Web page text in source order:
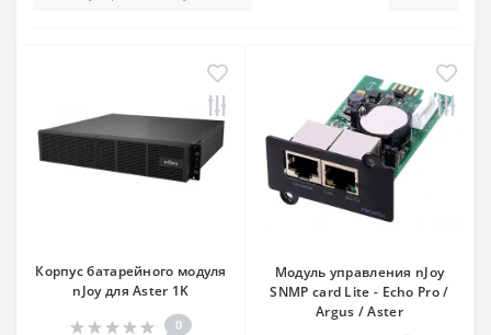
Корпус батарейного модуля
nJoy для Aster 1K
0
Модуль управления nJoy
SNMP card Lite - Echo Pro /
Argus / Aster